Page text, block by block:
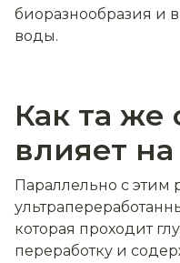
биоразнообразия и
воды.
Как та же
влияет
Параллельно с этим
которая проходит
переработку и